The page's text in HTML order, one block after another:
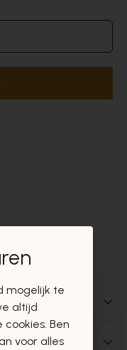
mogelijk te
altijd
Ben
voor alles